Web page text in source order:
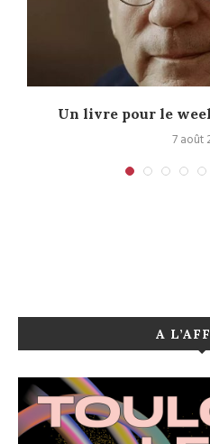
Un livre pour le
7 août
A